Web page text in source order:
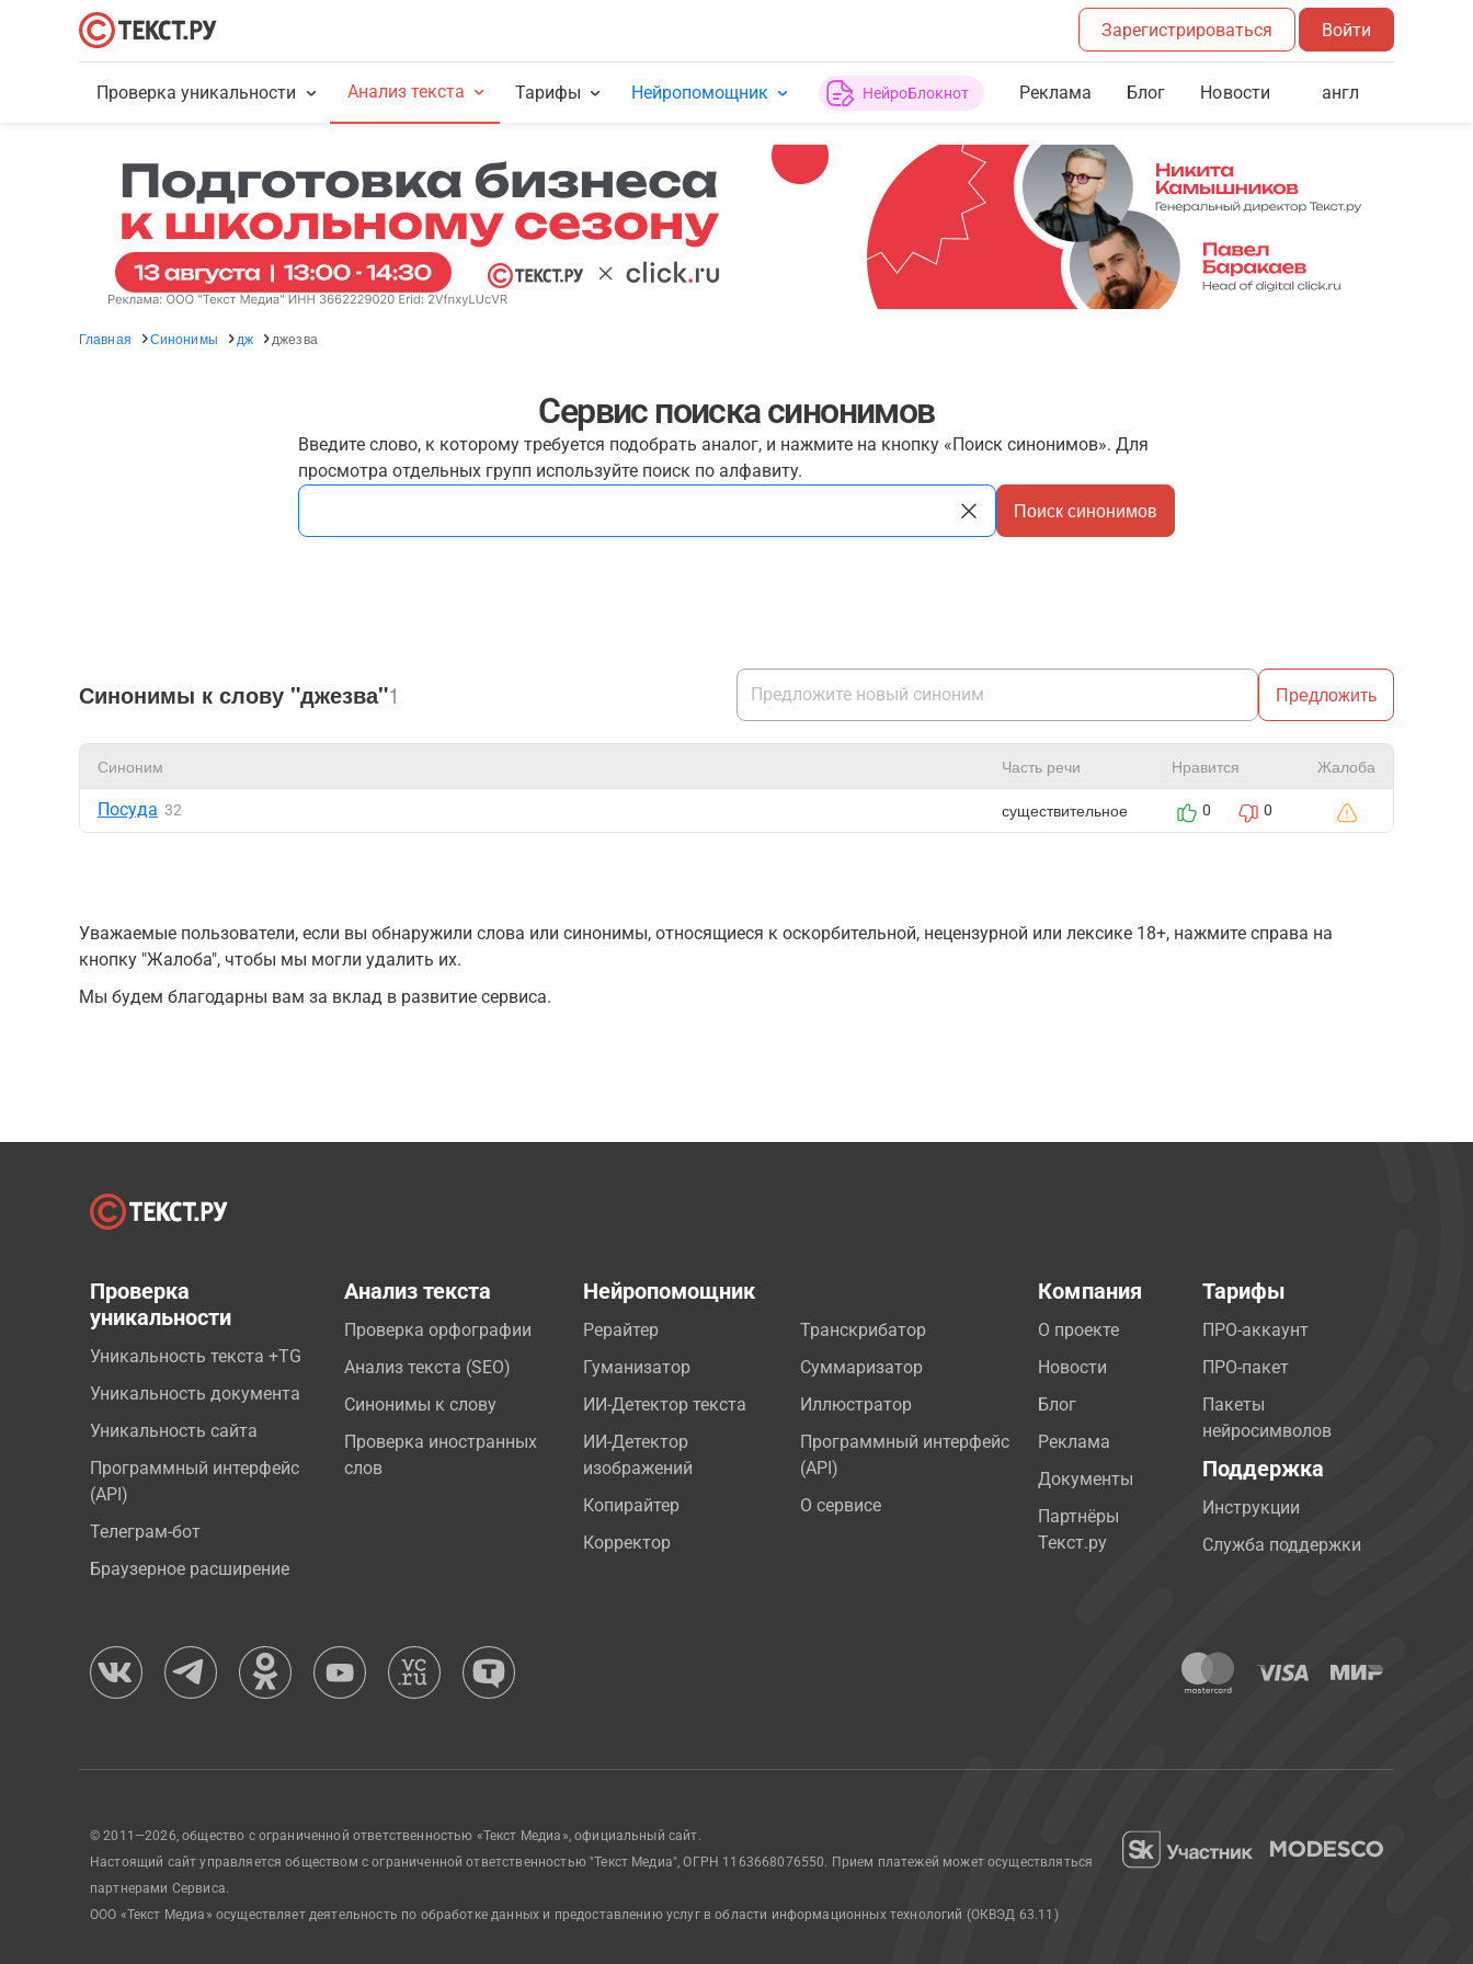
Зарегистрироваться Войти
Проверка уникальности Анализ текста Тарифы Нейропомощник НейроБлокнот Реклама Блог Новости англ
Главная Синонимы дж джезва
Сервис поиска синонимов
Введите слово, к которому требуется подобрать аналог, и нажмите на кнопку «Поиск синонимов». Для
просмотра отдельных групп используйте поиск по алфавиту.
Поиск синонимов
Синонимы к слову "джезва"1 Предложить
Синоним Часть речи Нравится Жалоба
Посуда 32 существительное 0 0
Уважаемые пользователи, если вы обнаружили слова или синонимы, относящиеся к оскорбительной, нецензурной или лексике 18+, нажмите справа на
кнопку "Жалоба", чтобы мы могли удалить их.
Мы будем благодарны вам за вклад в развитие сервиса.
Проверка
уникальности
Уникальность текста +TG
Уникальность документа
Уникальность сайта
Программный интерфейс
(API)
Телеграм-бот
Браузерное расширение
Анализ текста
Проверка орфографии
Анализ текста (SEO)
Синонимы к слову
Проверка иностранных
слов
Нейропомощник
Рерайтер
Гуманизатор
ИИ-Детектор текста
ИИ-Детектор
изображений
Копирайтер
Корректор
Транскрибатор
Суммаризатор
Иллюстратор
Программный интерфейс
(API)
О сервисе
Компания
О проекте
Новости
Блог
Реклама
Документы
Партнёры
Текст.ру
Тарифы
ПРО-аккаунт
ПРО-пакет
Пакеты
нейросимволов
Поддержка
Инструкции
Служба поддержки
© 2011—2026, общество с ограниченной ответственностью «Текст Медиа», официальный сайт.
Настоящий сайт управляется обществом с ограниченной ответственностью "Текст Медиа", ОГРН 1163668076550. Прием платежей может осуществляться
партнерами Сервиса.
ООО «Текст Медиа» осуществляет деятельность по обработке данных и предоставлению услуг в области информационных технологий (ОКВЭД 63.11)